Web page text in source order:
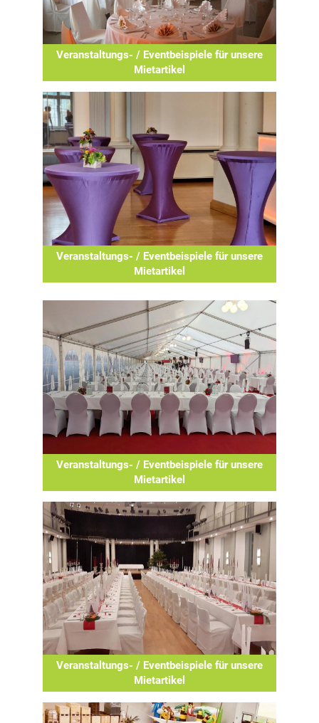
Veranstaltungs- / Eventbeispiele für unsere
Mietartikel
Veranstaltungs- / Eventbeispiele für unsere
Mietartikel
Veranstaltungs- / Eventbeispiele für unsere
Mietartikel
Veranstaltungs- / Eventbeispiele für unsere
Mietartikel